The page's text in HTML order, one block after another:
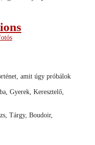
amit úgy próbálok
Gyerek, Keresztelő,
Tárgy, Boudoir,